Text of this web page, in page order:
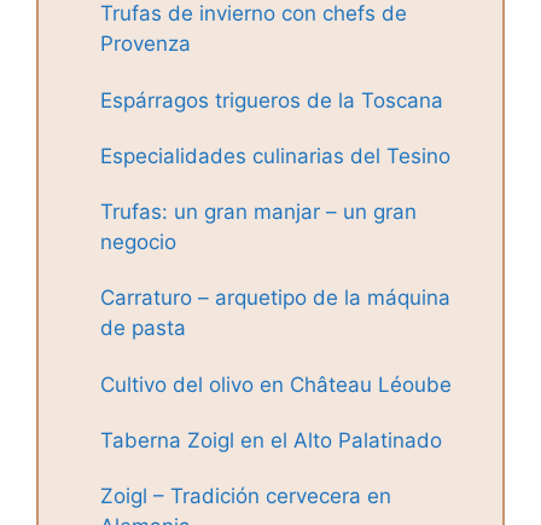
Trufas de invierno con chefs de
Provenza
Espárragos trigueros de la Toscana
Especialidades culinarias del Tesino
Trufas: un gran manjar – un gran
negocio
Carraturo – arquetipo de la máquina
de pasta
Cultivo del olivo en Château Léoube
Taberna Zoigl en el Alto Palatinado
Zoigl – Tradición cervecera en